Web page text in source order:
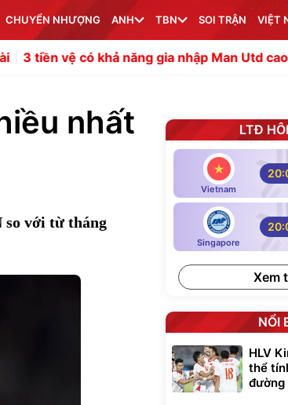
CHUYỂN NHƯỢNG ANH TBN SOI TRẬN VIỆT
năng gia nhập Man Utd cao nhất Cầu thủ
nhất
so với từ tháng
LTĐ
Vietnam
Singapore
Xem
NỔI
HLV
thể
đường